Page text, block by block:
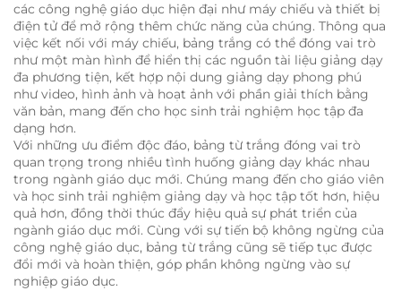
các công nghệ giáo dục hiện đại như máy chiếu và thiết bị
điện tử để mở rộng thêm chức năng của chúng. Thông qua
việc kết nối với máy chiếu, bảng trắng có thể đóng vai trò
như một màn hình để hiển thị các nguồn tài liệu giảng dạy
đa phương tiện, kết hợp nội dung giảng dạy phong phú
như video, hình ảnh và hoạt ảnh với phần giải thích bằng
văn bản, mang đến cho học sinh trải nghiệm học tập đa
dạng hơn.
Với những ưu điểm độc đáo, bảng từ trắng đóng vai trò
quan trọng trong nhiều tình huống giảng dạy khác nhau
trong ngành giáo dục mới. Chúng mang đến cho giáo viên
và học sinh trải nghiệm giảng dạy và học tập tốt hơn, hiệu
quả hơn, đồng thời thúc đẩy hiệu quả sự phát triển của
ngành giáo dục mới. Cùng với sự tiến bộ không ngừng của
công nghệ giáo dục, bảng từ trắng cũng sẽ tiếp tục được
đổi mới và hoàn thiện, góp phần không ngừng vào sự
nghiệp giáo dục.